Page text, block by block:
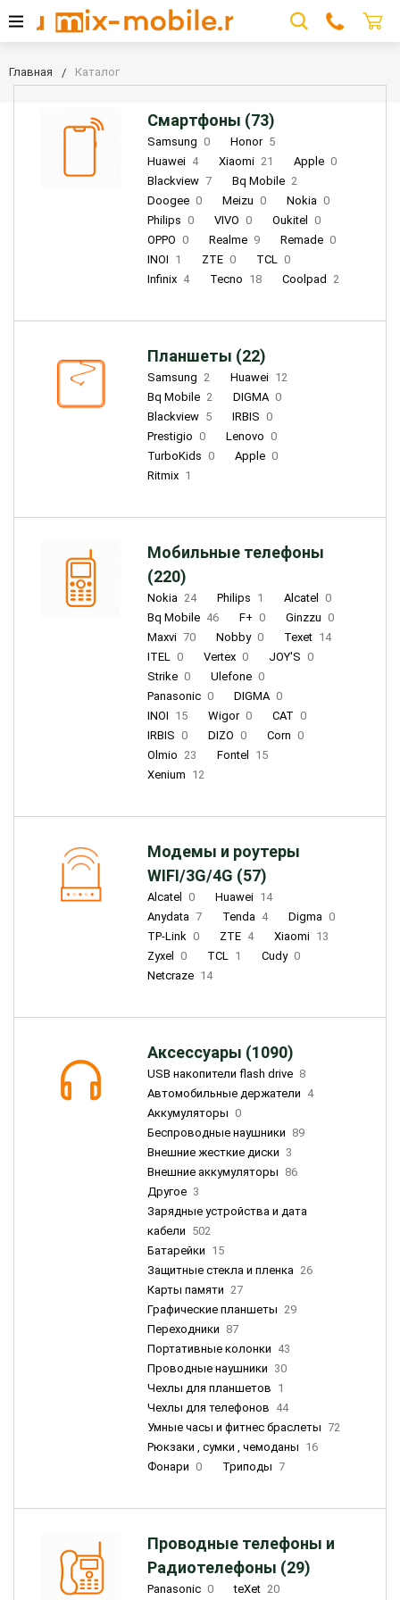
Главная Каталог
Смартфоны (73)
Samsung 0 Honor 5
Huawei 4 Xiaomi 21 Apple 0
Blackview 7 Bq Mobile 2
Doogee 0 Meizu 0 Nokia 0
Philips 0 VIVO 0 Oukitel
0
OPPO 0 Realme 9 Remade 0
INOI 1 ZTE 0 TCL 0
Infinix 4 Tecno 18 Coolpad 2
Планшеты (22)
Samsung 2 Huawei 12
Bq Mobile 2 DIGMA 0
Blackview 5 IRBIS 0
Prestigio 0 Lenovo 0
TurboKids 0 Apple 0
Ritmix 1
Мобильные телефоны
(220)
Nokia 24 Philips 1 Alcatel
0
Bq Mobile 46 F+ 0 Ginzzu 0
Maxvi 70 Nobby 0 Texet 14
ITEL 0 Vertex 0 JOY'S 0
Strike 0 Ulefone 0
Panasonic 0 DIGMA 0
INOI 15 Wigor 0 CAT 0
IRBIS 0 DIZO 0 Corn 0
Olmio 23 Fontel
15
Xenium 12
Модемы и роутеры
WIFI/3G/4G (57)
Alcatel 0 Huawei 14
Anydata 7 Tenda 4 Digma 0
TP-Link 0 ZTE 4 Xiaomi 13
Zyxel
0 TCL 1 Cudy 0
Netcraze 14
Аксессуары (1090)
USB накопители flash drive 8
Автомобильные держатели 4
Аккумуляторы 0
Беспроводные наушники 89
Внешние жесткие диски 3
Внешние аккумуляторы 86
Другое 3
Зарядные устройства и дата
кабели 502
Батарейки 15
Защитные стекла и пленка 26
Карты памяти 27
Графические планшеты 29
Переходники 87
Портативные колонки 43
Проводные наушники 30
Чехлы для планшетов 1
Чехлы для телефонов 44
Умные часы и фитнес браслеты 72
Рюкзаки , сумки , чемоданы 16
Фонари 0 Триподы 7
Проводные телефоны и
Радиотелефоны (29)
Panasonic 0 teXet 20